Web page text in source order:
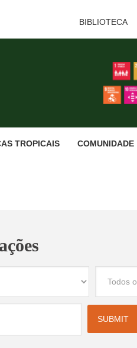
BIBLIOTECA
TROPICAIS COMUNIDADE